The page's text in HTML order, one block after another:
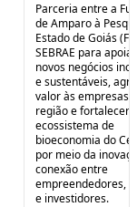
Parceria entre a
de Amparo à
Estado de Goiás
SEBRAE para
novos negócios
e sustentáveis,
valor às empresas
região e fortalecer
ecossistema de
bioeconomia do
por meio da
conexão entre
empreendedores,
e investidores.